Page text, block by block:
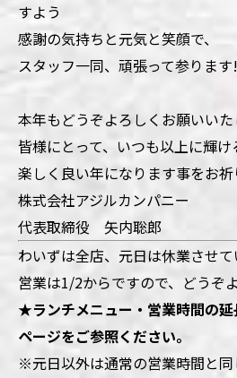
すよう
感謝の気持ちと元気と笑顔で、
スタッフ一同、頑張って参りま
本年もどうぞよろしくお願いいた
皆様にとって、いつも以上に輝け
楽しく良い年になります事をお祈
株式会社アジルカンパニー
代表取締役 矢内聡郎
わいずは全店、元日は休業させて
営業は1/2からですので、どうぞ
★ランチメニュー・営業時間の
ページをご参照ください。
※元日以外は通常の営業時間と